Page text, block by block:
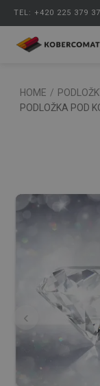
TEL: +420 225 379
HOME /
PODLOŽKA POD
‹